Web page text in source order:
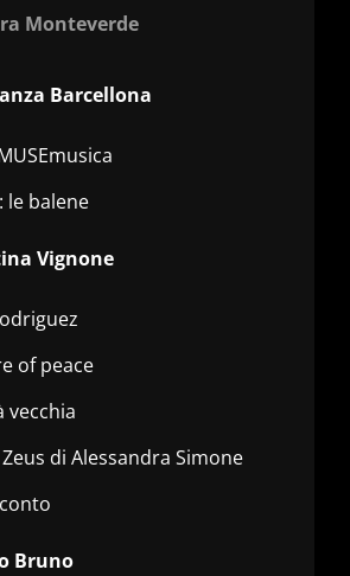
Monteverde
Barcellona
le balene
Vignone
of peace
vecchia
di Alessandra Simone
Bruno